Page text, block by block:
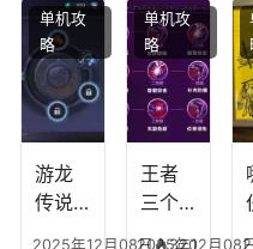
游龙
传说
2025年12月08日 320
单机攻
略
王者
三个
2025年12月08
单机攻
略